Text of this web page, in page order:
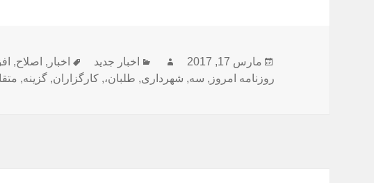
ارسال
شده
مارس 17, 2017 نویسندهدسته‌ها
اخبار جدید برچسب‌ها
اخبار , اصلاح,
روزنامه امروز , سه, شهرداری, طلبان،,کارگزاران,گزینه,